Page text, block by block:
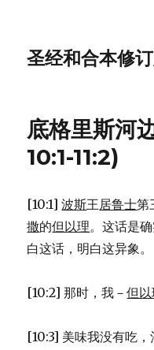
圣经和合本修
底格里斯河
10:1-11:2)
[10:1]波斯王居鲁士第
撒的但以理。这话是
白这话，明白这异象。
[10:2] 那时，我－但
[10:3] 美味我没有吃